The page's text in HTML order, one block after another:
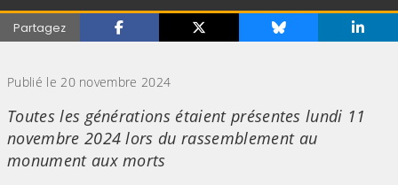
Partagez
Publié le 20 novembre 2024
Toutes les générations étaient présentes lundi 11
novembre 2024 lors du rassemblement au
monument aux morts